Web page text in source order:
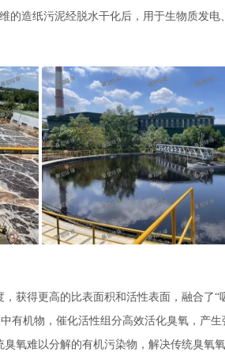
的造纸污泥经脱水干化后，用于生物质发
获得更高的比表面积和活性表面，融合了“
有机物，催化活性组分高效活化臭氧，产
臭氧难以分解的有机污染物，解决传统臭氧